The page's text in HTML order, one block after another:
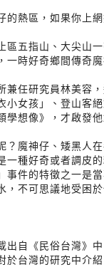
的熱區，如果你上
區五指山、大尖山
一時好奇鄉間傳奇
兼任研究員林美容
小女孩」、登山客
學想像》，才啟發
？魔神仔、矮黑人
一種好奇或者調皮
事件的特徵之一是
，不可思議地受困
出自《民俗台灣》
於台灣的研究中介